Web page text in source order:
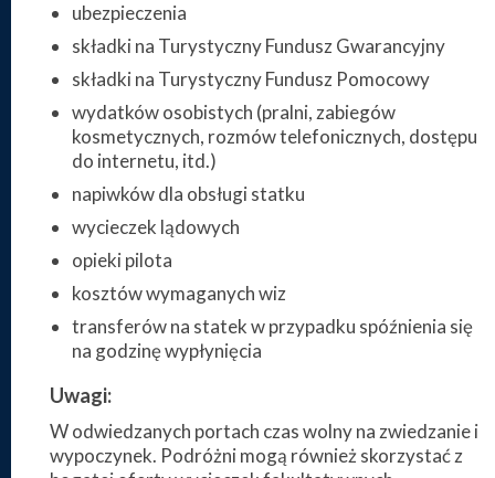
ubezpieczenia
składki na Turystyczny Fundusz Gwarancyjny
składki na Turystyczny Fundusz Pomocowy
wydatków osobistych (pralni, zabiegów
kosmetycznych, rozmów telefonicznych, dostępu
do internetu, itd.)
napiwków dla obsługi statku
wycieczek lądowych
opieki pilota
kosztów wymaganych wiz
transferów na statek w przypadku spóźnienia się
na godzinę wypłynięcia
Uwagi:
W odwiedzanych portach czas wolny na zwiedzanie i
wypoczynek. Podróżni mogą również skorzystać z